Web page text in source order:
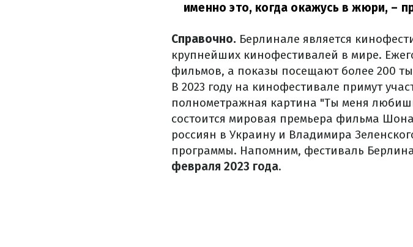
именно это, когда окажусь в жюри, –
Справочно. Берлинале является
крупнейших кинофестивалей в мире.
фильмов, а показы посещают более 200
В 2023 году на кинофестивале примут
полнометражная картина "Ты меня
состоится мировая премьера фильма
россиян в Украину и Владимира
программы. Напомним, фестиваль
февраля 2023 года.